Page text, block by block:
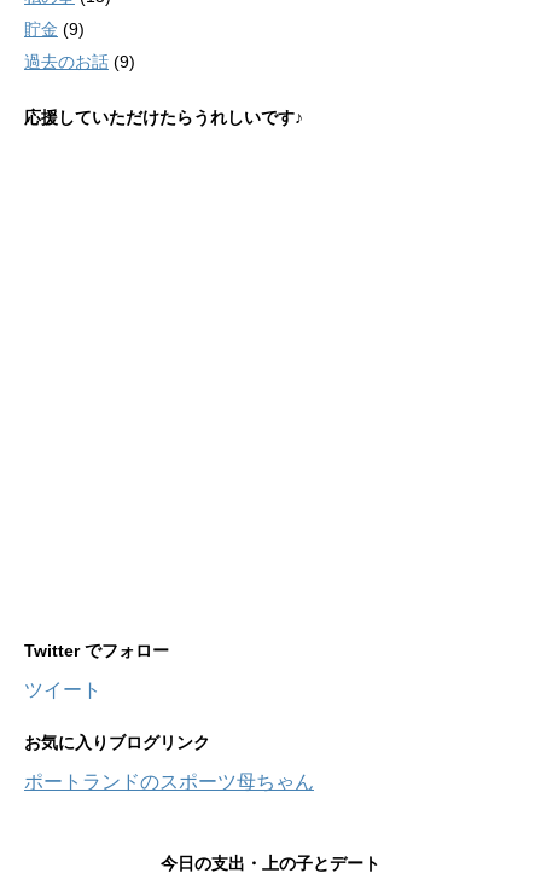
貯金 (9)
過去のお話 (9)
応援していただけたらうれしいです♪
Twitter でフォロー
ツイート
お気に入りブログリンク
ポートランドのスポーツ母ちゃん
今日の支出・上の子とデート